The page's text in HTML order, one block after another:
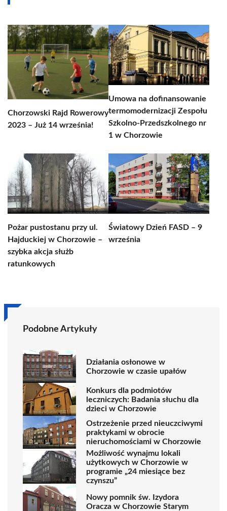
Chorzowski Rajd Rowerowy
2023 – Już 14 września!
Umowa na dofinansowanie
termomodernizacji Zespołu
Szkolno-Przedszkolnego nr
1 w Chorzowie
Pożar pustostanu przy ul.
Hajduckiej w Chorzowie –
szybka akcja służb
ratunkowych
Światowy Dzień FASD – 9
września
Podobne Artykuły
Działania osłonowe w
Chorzowie w czasie upałów
Konkurs dla podmiotów
leczniczych: Badania słuchu dla
dzieci w Chorzowie
Ostrzeżenie przed nieuczciwymi
praktykami w obrocie
nieruchomościami w Chorzowie
Możliwość wynajmu lokali
użytkowych w Chorzowie w
programie „24 miesiące bez
czynszu”
Nowy pomnik św. Izydora
Oracza w Chorzowie Starym